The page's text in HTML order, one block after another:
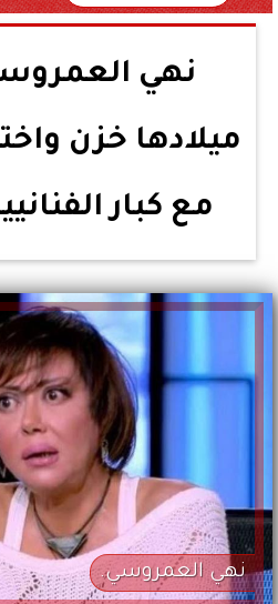
نهي
ميلادها خزن
مع كبار
نهي العمروسي.